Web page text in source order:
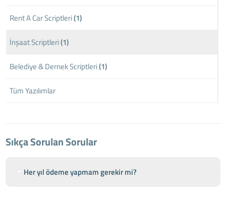
Rent A Car Scriptleri(1)
İnşaat Scriptleri(1)
Belediye & Dernek Scriptleri(1)
Tüm Yazılımlar
Sıkça Sorulan Sorular
Her yıl ödeme yapmam gerekir mi?